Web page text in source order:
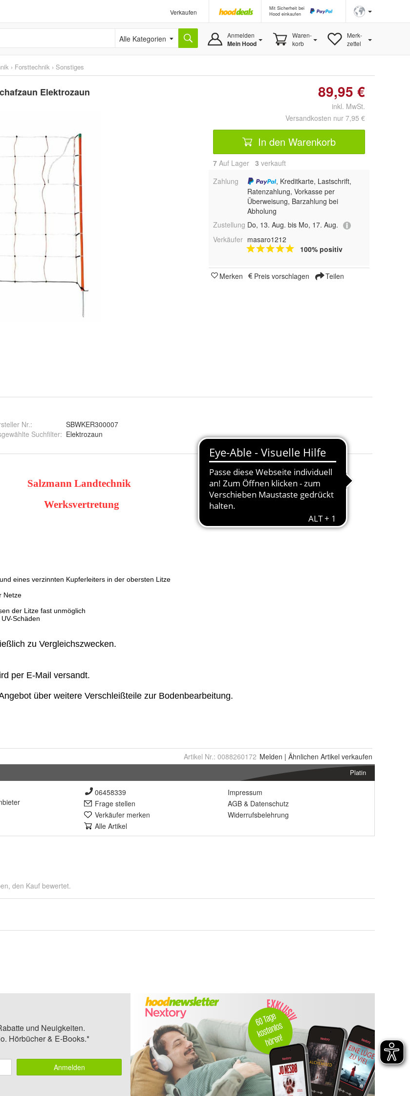
Verkaufen
Mit Sicherheit bei
Hood einkaufen
Alle Kategorien Anmelden
Mein Hood
Waren-
korb
Merk-
zettel
› Forsttechnik › Sonstiges
Elektrozaun 89,95 €
inkl. MwSt.
Versandkosten nur 7,95 €
In den Warenkorb
7 Auf Lager 3 verkauft
Zahlung
, Kreditkarte, Lastschrift,
Ratenzahlung, Vorkasse per
Überweisung, Barzahlung bei
Abholung
Zustellung Do, 13. Aug. bis Mo, 17. Aug.
Verkäufer masaro1212
100% positiv
Merken Preis vorschlagen Teilen
Nr.:
SBWKER300007
Suchfilter: Elektrozaun
Artikel Nr.: 0088260172 Melden | Ähnlichen Artikel verkaufen
Platin
06458339
Frage stellen
Verkäufer merken
Alle Artikel
Impressum
AGB & Datenschutz
Widerrufsbelehrung
den Kauf bewertet.
und Neuigkeiten.
Hörbücher & E-Books.*
Anmelden